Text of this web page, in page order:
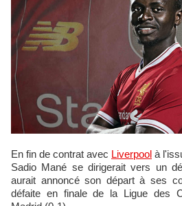
En fin de contrat avec Liverpool à
Sadio Mané se dirigerait vers un
aurait annoncé son départ à ses
défaite en finale de la Ligue des